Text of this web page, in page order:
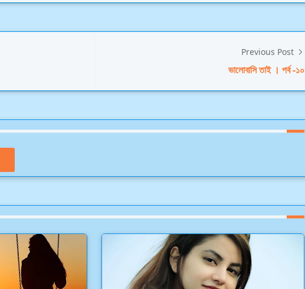
Previous Post
ভালোবাসি তাই । পর্ব -১০